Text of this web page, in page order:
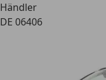
Händler
DE 06406